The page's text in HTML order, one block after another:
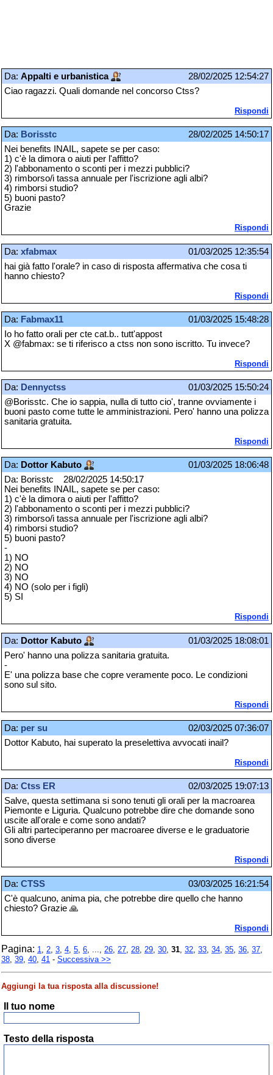
Da: Appalti e urbanistica
28/02/2025 12:54:27
Ciao ragazzi. Quali domande nel concorso Ctss?
Rispondi
Da: Borisstc
28/02/2025 14:50:17
Nei benefits INAIL, sapete se per caso:
1) c'è la dimora o aiuti per l'affitto?
2) l'abbonamento o sconti per i mezzi pubblici?
3) rimborso/i tassa annuale per l'iscrizione agli albi?
4) rimborsi studio?
5) buoni pasto?
Grazie
Rispondi
Da: xfabmax
01/03/2025 12:35:54
hai già fatto l'orale? in caso di risposta affermativa che cosa ti
hanno chiesto?
Rispondi
Da: Fabmax11
01/03/2025 15:48:28
Io ho fatto orali per cte cat.b.. tutt'appost
X @fabmax: se ti riferisco a ctss non sono iscritto. Tu invece?
Rispondi
Da: Dennyctss
01/03/2025 15:50:24
@Borisstc. Che io sappia, nulla di tutto cio', tranne ovviamente i
buoni pasto come tutte le amministrazioni. Pero' hanno una polizza
sanitaria gratuita.
Rispondi
Da: Dottor Kabuto
01/03/2025 18:06:48
Da: Borisstc 28/02/2025 14:50:17
Nei benefits INAIL, sapete se per caso:
1) c'è la dimora o aiuti per l'affitto?
2) l'abbonamento o sconti per i mezzi pubblici?
3) rimborso/i tassa annuale per l'iscrizione agli albi?
4) rimborsi studio?
5) buoni pasto?
-
1) NO
2) NO
3) NO
4) NO (solo per i figli)
5) SI
Rispondi
Da: Dottor Kabuto
01/03/2025 18:08:01
Pero' hanno una polizza sanitaria gratuita.
-
E' una polizza base che copre veramente poco. Le condizioni
sono sul sito.
Rispondi
Da: per su
02/03/2025 07:36:07
Dottor Kabuto, hai superato la preselettiva avvocati inail?
Rispondi
Da: Ctss ER
02/03/2025 19:07:13
Salve, questa settimana si sono tenuti gli orali per la macroarea
Piemonte e Liguria. Qualcuno potrebbe dire che domande sono
uscite all'orale e come sono andati?
Gli altri parteciperanno per macroaree diverse e le graduatorie
sono diverse
Rispondi
Da: CTSS
03/03/2025 16:21:54
C'è qualcuno, anima pia, che potrebbe dire quello che hanno
chiesto? Grazie 🙏
Rispondi
Pagina: 1, 2, 3, 4, 5, 6, ..., 26, 27, 28, 29, 30, 31, 32, 33, 34, 35, 36, 37,
38, 39, 40, 41 - Successiva >>
Aggiungi la tua risposta alla discussione!
Il tuo nome
Testo della risposta